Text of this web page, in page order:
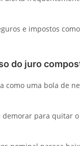
e impostos
do juro
como uma bola de
demorar para quitar